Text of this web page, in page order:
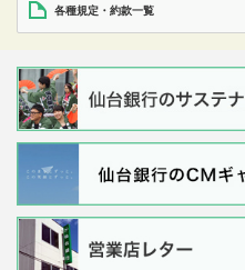
各種規定・約款一覧